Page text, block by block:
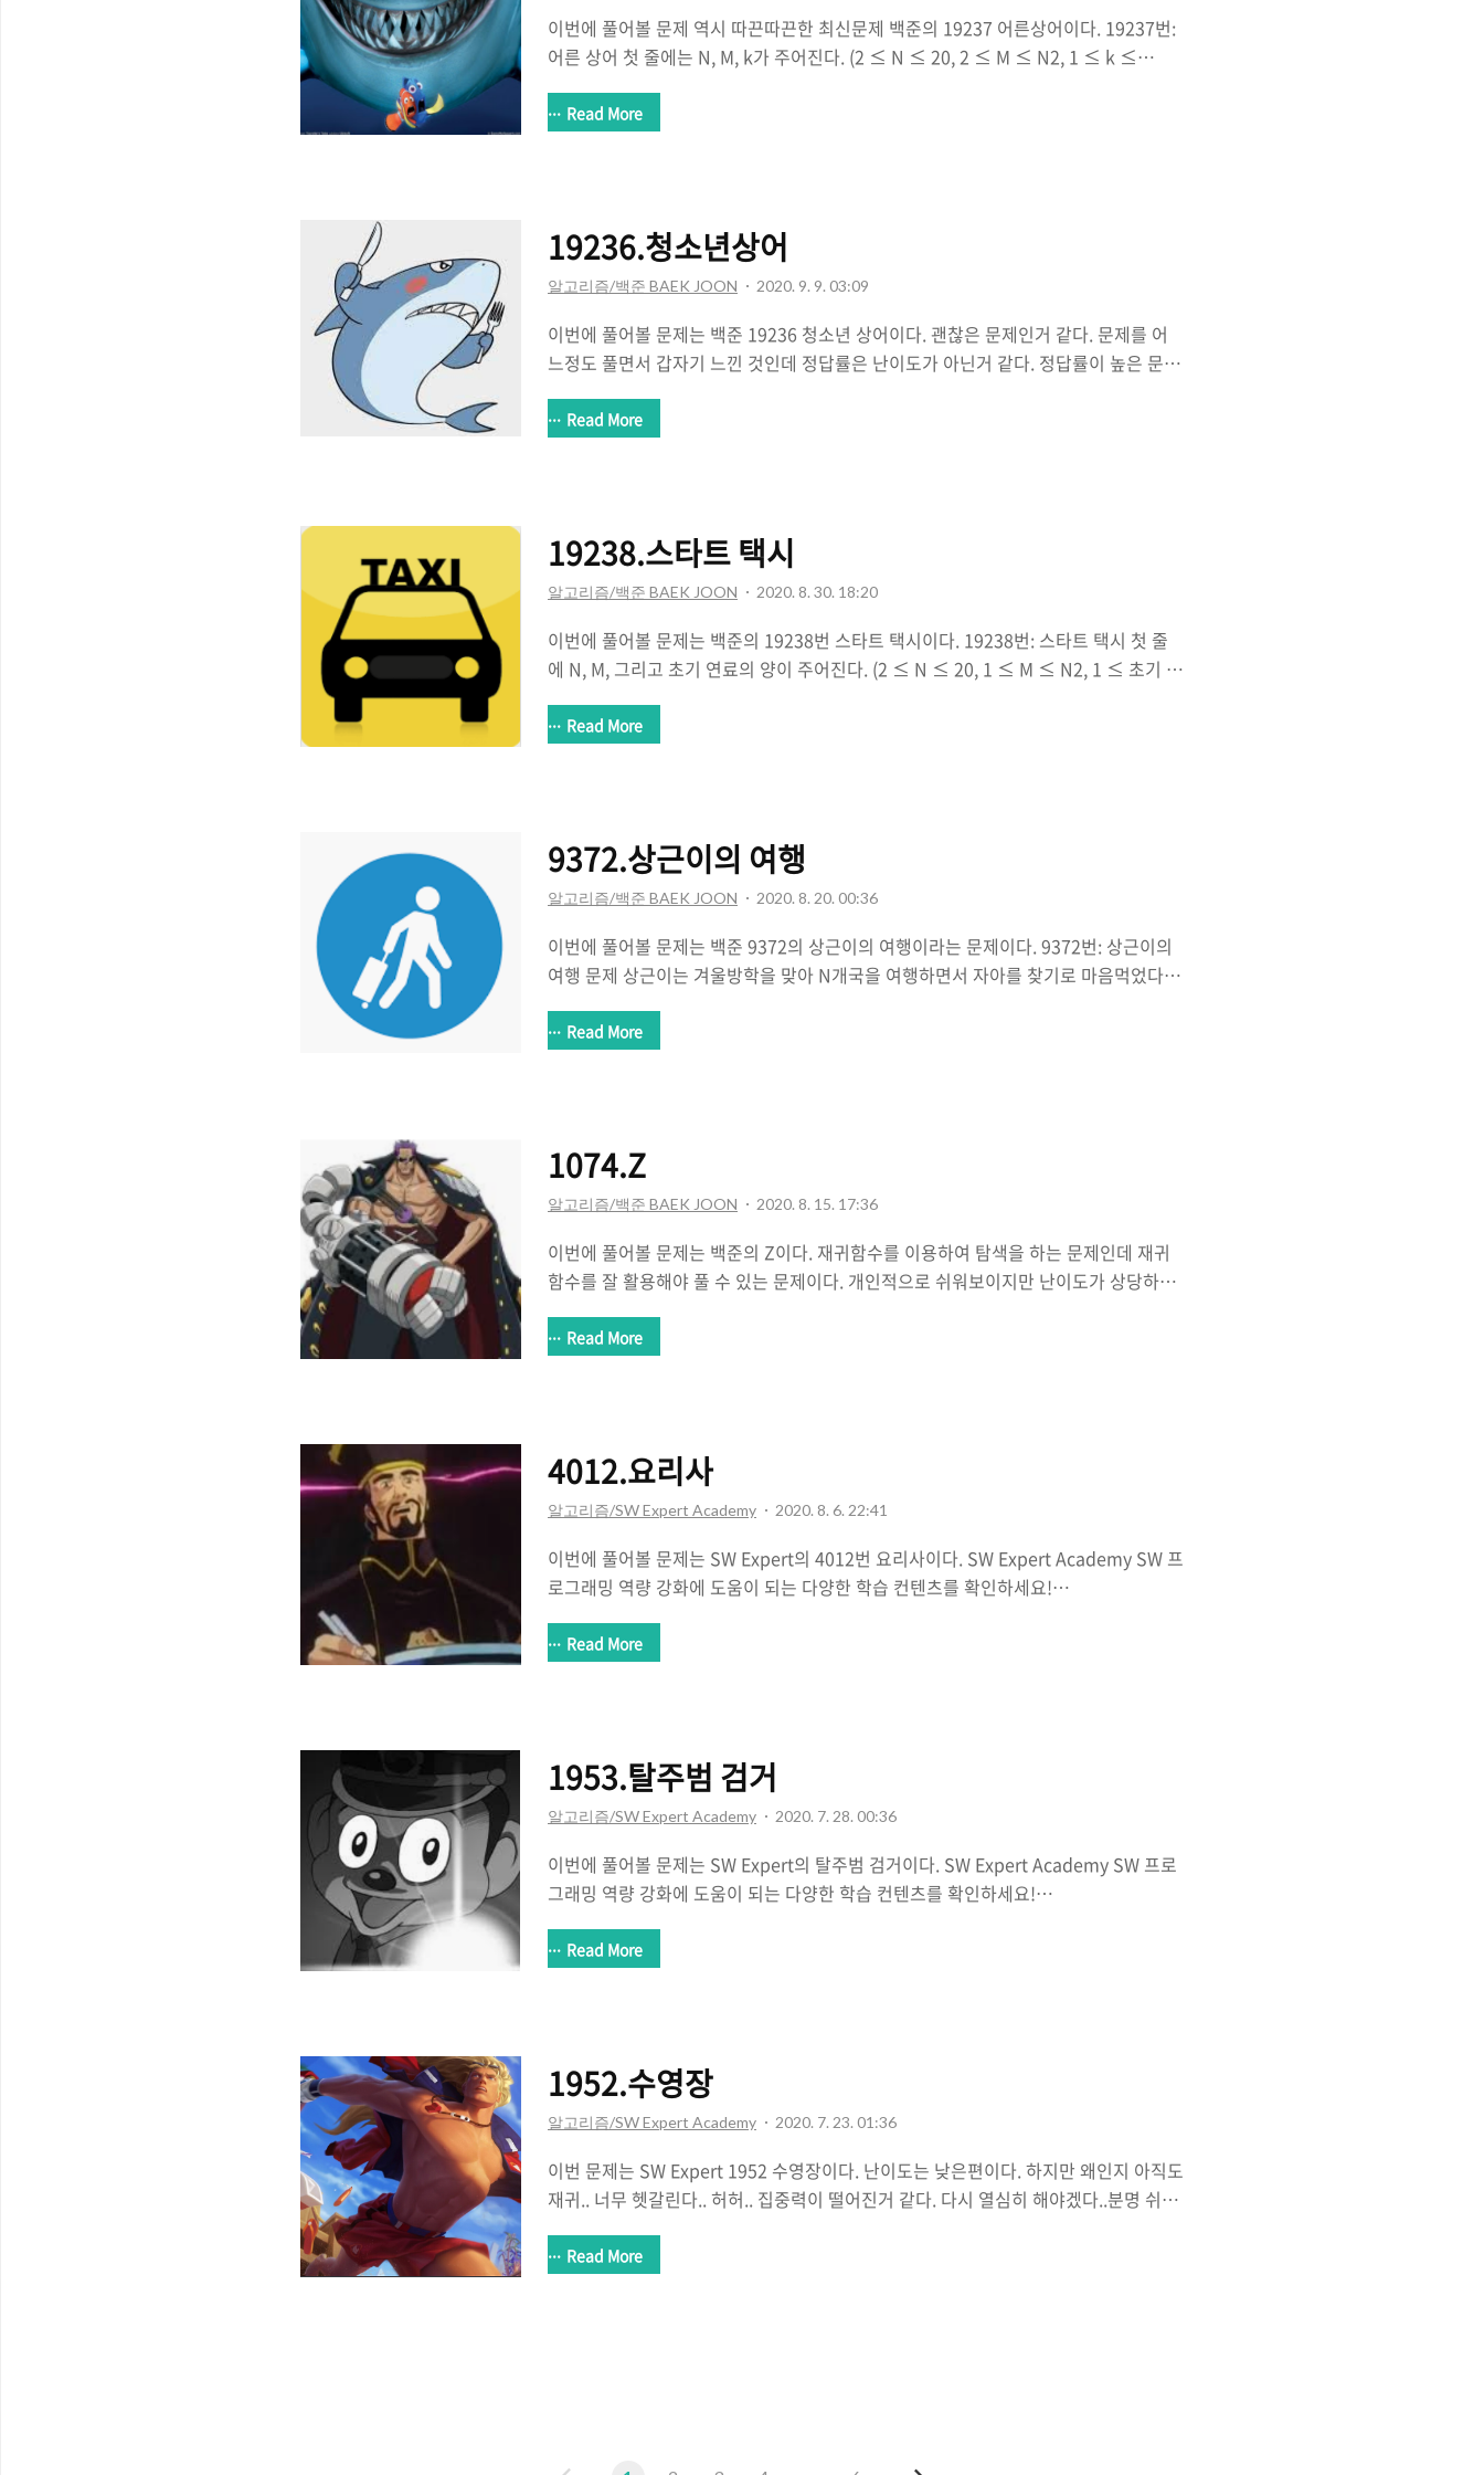
이번에 풀어볼 문제 역시 따끈따끈한 최신문제 백준의 19237 어른상어이다. 19237번:
어른 상어 첫 줄에는 N, M, k가 주어진다. (2 ≤ N ≤ 20, 2 ≤ M ≤ N2, 1 ≤ k ≤
닌 수 x는 x번 상어가 들어있는 칸을 의미 www.acmicpc.net 예전에 아기상어라는 문
하는 힘은 아직 부족한거 같다. 이 문제는 왜인지 모르게 로봇청소기 문제..
Read More
19236.청소년상어
알고리즘/백준 BAEK JOON 2020. 9. 9. 03:09
이번에 풀어볼 문제는 백준 19236 청소년 상어이다. 괜찮은 문제인거 같다. 문제를 어
느정도 풀면서 갑자기 느낀 것인데 정답률은 난이도가 아닌거 같다. 정답률이 높은 문제
제라 정답률이 높고 낮은 문제들은 함정(히든케이스)가 있어서 낮은거 같다는 생각이 들
함수들을 구현해야할 때는 큰 함수와 작은 함수에 대한 구별이 필요하고 큰 함수 속에
작은 함수가 들어가도록 구현하는..
Read More
19238.스타트 택시
알고리즘/백준 BAEK JOON 2020. 8. 30. 18:20
이번에 풀어볼 문제는 백준의 19238번 스타트 택시이다. 19238번: 스타트 택시 첫 줄
에 N, M, 그리고 초기 연료의 양이 주어진다. (2 ≤ N ≤ 20, 1 ≤ M ≤ N2, 1 ≤ 초기 연
될 수도 있다. 다 www.acmicpc.net 제일 최근에 나온 문제로 역시나 시뮬레이션이다.
항상 조건들은 잘 적어 놓고 빼먹지 말자!!! 함정은..
Read More
9372.상근이의 여행
알고리즘/백준 BAEK JOON 2020. 8. 20. 00:36
이번에 풀어볼 문제는 백준 9372의 상근이의 여행이라는 문제이다. 9372번: 상근이의
여행 문제 상근이는 겨울방학을 맞아 N개국을 여행하면서 자아를 찾기로 마음먹었다.
고 국가들을 이동하려� www.acmicpc.net Spanning Tree에 대해서 공부할 수 있
이용하여 연결하는 경우를 최소 신장 트리라고 한다. 이 문제를 잘 읽어보면 일단 최소 ..
Read More
1074.Z
알고리즘/백준 BAEK JOON 2020. 8. 15. 17:36
이번에 풀어볼 문제는 백준의 Z이다. 재귀함수를 이용하여 탐색을 하는 문제인데 재귀
함수를 잘 활용해야 풀 수 있는 문제이다. 개인적으로 쉬워보이지만 난이도가 상당하다
2^N * 2^N 크기이다)을 Z모양으로 탐색하려고 한다. 예를 들어, 2*2배열을 왼쪽 위칸,
해서 탐색하되 크기에 상관없이 이러한 탐색이 진행되도로 재귀함수를 짤 수 있어야 한
다 ..
Read More
4012.요리사
알고리즘/SW Expert Academy 2020. 8. 6. 22:41
이번에 풀어볼 문제는 SW Expert의 4012번 요리사이다. SW Expert Academy SW 프
로그래밍 역량 강화에 도움이 되는 다양한 학습 컨텐츠를 확인하세요!
게 출제된 거 같다. 그 이유는 식재료에 대한 중복내용이 없기 때문에 어떻게 풀어아햐
문제이다. 결국 시너지를 만들어 내기 위함인데 두 가지의 조합이 들어가있다. 1. 음식A
와 B에 대..
Read More
1953.탈주범 검거
알고리즘/SW Expert Academy 2020. 7. 28. 00:36
이번에 풀어볼 문제는 SW Expert의 탈주범 검거이다. SW Expert Academy SW 프로
그래밍 역량 강화에 도움이 되는 다양한 학습 컨텐츠를 확인하세요!
편에 속한다고 생각한다. 그 이유는 문제에서 요구하는 형태들을 정확하게 구현하기만
수 있느냐 없느냐만 주의해주면 된다. => 단순한 문제이기 때문에 따로 설명은 생략하도
록 하겠다. 갈 수 있는지, ..
Read More
1952.수영장
알고리즘/SW Expert Academy 2020. 7. 23. 01:36
이번 문제는 SW Expert 1952 수영장이다. 난이도는 낮은편이다. 하지만 왜인지 아직도
재귀.. 너무 헷갈린다.. 허허.. 집중력이 떨어진거 같다. 다시 열심히 해야겠다..분명 쉬운
학습 컨텐츠를 확인하세요! swexpertacademy.com 1 2 3 4 5 6 7 8 9 10 11 12 13
Read More